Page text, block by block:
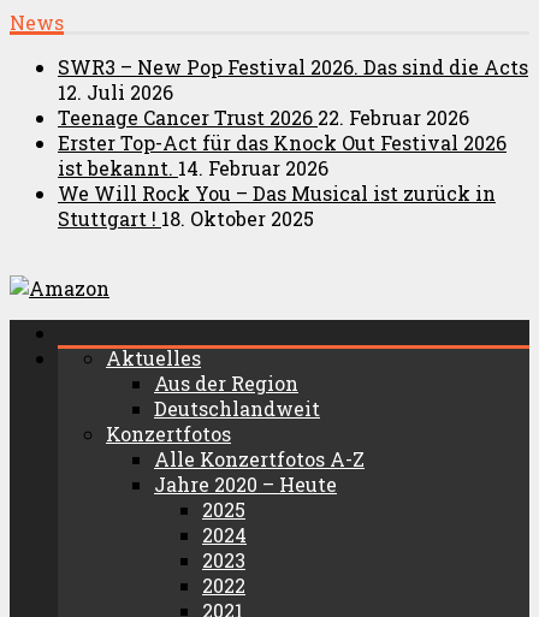
News
SWR3 – New Pop Festival 2026. Das sind die Acts
12. Juli 2026
Teenage Cancer Trust 2026 22. Februar 2026
Erster Top-Act für das Knock Out Festival 2026
ist bekannt. 14. Februar 2026
We Will Rock You – Das Musical ist zurück in
Stuttgart ! 18. Oktober 2025
Aktuelles
Aus der Region
Deutschlandweit
Konzertfotos
Alle Konzertfotos A-Z
Jahre 2020 – Heute
2025
2024
2023
2022
2021